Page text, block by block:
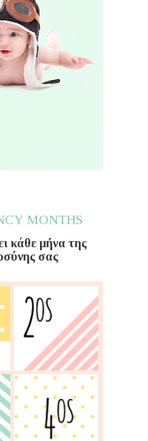
MONTHS
κάθε μήνα της
σας